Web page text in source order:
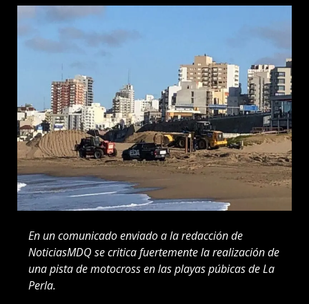
En un comunicado enviado a la redacción de
NoticiasMDQ se critica fuertemente la realización de
una pista de motocross en las playas púbicas de La
Perla.